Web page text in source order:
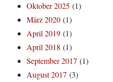
Oktober 2025 (1)
März 2020 (1)
April 2019 (1)
April 2018 (1)
September 2017 (1)
August 2017 (3)